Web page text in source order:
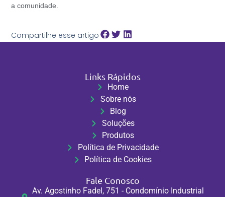
a comunidade.
Compartilhe esse artigo
Links Rápidos
Home
Sobre nós
Blog
Soluções
Produtos
Política de Privacidade
Política de Cookies
Fale Conosco
Av. Agostinho Fadel, 751 - Condomínio Industrial